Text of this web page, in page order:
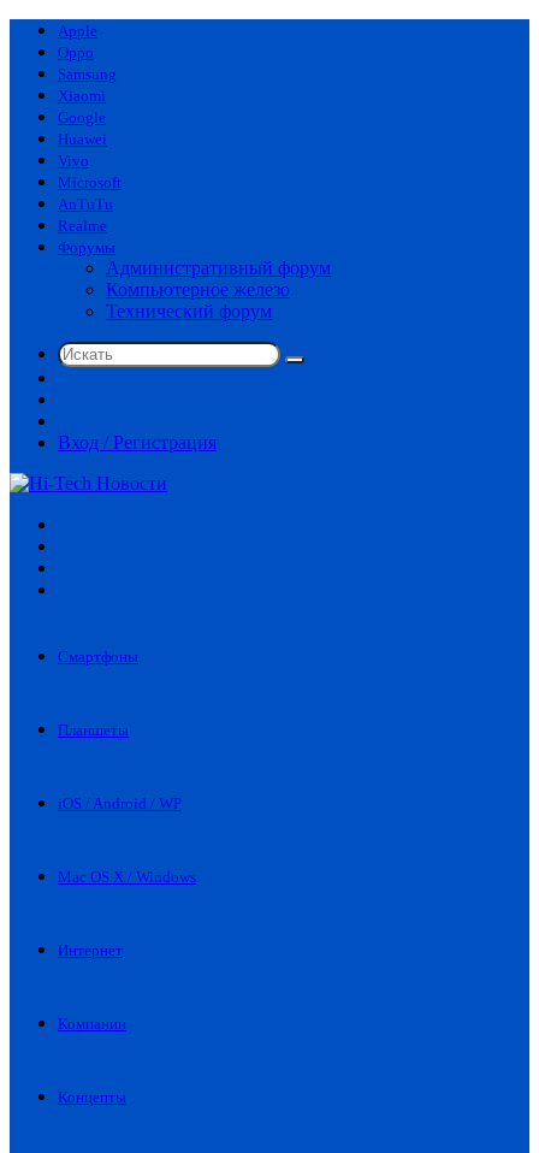
Apple
Oppo
Samsung
Xiaomi
Google
Huawei
Vivo
Microsoft
AnTuTu
Realme
Форумы
Административный форум
Компьютерное железо
Технический форум
Искать
статья
Вход / Регистрация
Смартфоны
Планшеты
iOS / Android / WP
Mac OS X / Windows
Интернет
Компании
Концепты